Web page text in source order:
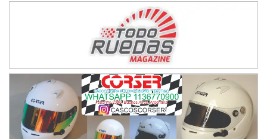
NORESTE SANTAFESINO - F6
Ciudad de Avellaneda (Asfalto)
SUR SANTAFESINO - F4
José Samuel Sánchez (Tierra)
Rufino (Santa Fe)
TUCUMANO - F5
Juan Navarro (Asfalto)